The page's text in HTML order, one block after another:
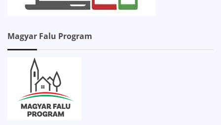
Magyar Falu Program